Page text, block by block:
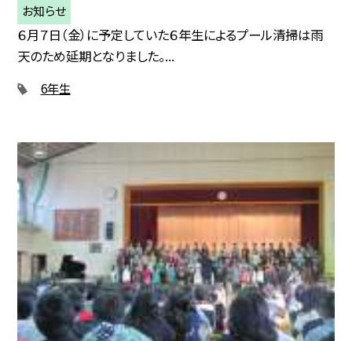
お知らせ
６月７日（金）に予定していた６年生によるプール清掃は雨
天のため延期となりました。...
6年生